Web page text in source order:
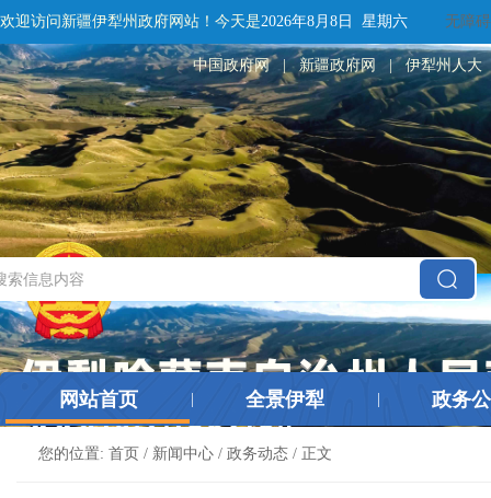
欢迎访问新疆伊犁州政府网站！ 今天是2026年8月8日 星期六 无障碍
中国政府网 | 新疆政府网 | 伊犁州人大
网站首页 全景伊犁 政务
您的位置: 首页 / 新闻中心 / 政务动态 / 正文